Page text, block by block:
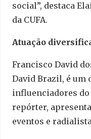
social”, destaca
da CUFA.
Atuação
Francisco David
David Brazil, é um
influenciadores do
repórter,
eventos e